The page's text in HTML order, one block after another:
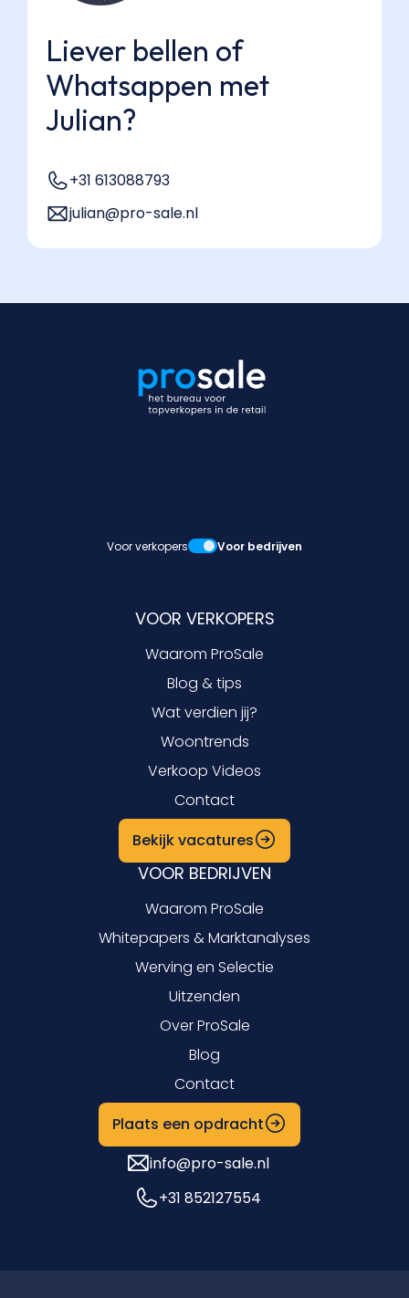
Liever bellen of
Whatsappen met
Julian?
+31 613088793
julian@pro-sale.nl
Voor verkopers Voor bedrijven
VOOR VERKOPERS
Waarom ProSale
Blog & tips
Wat verdien jij?
Woontrends
Verkoop Videos
Contact
Bekijk vacatures
VOOR BEDRIJVEN
Waarom ProSale
Whitepapers & Marktanalyses
Werving en Selectie
Uitzenden
Over ProSale
Blog
Contact
Plaats een opdracht
info@pro-sale.nl
+31 852127554